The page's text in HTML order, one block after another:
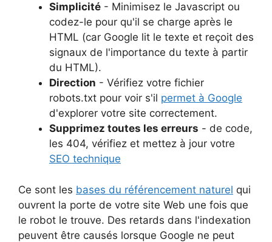
Simplicité - Minimisez le Javascript ou
codez-le pour qu'il se charge après le
HTML (car Google lit le texte et reçoit des
signaux de l'importance du texte à partir
du HTML).
Direction - Vérifiez votre fichier
robots.txt pour voir s'il permet à Google
d'explorer votre site correctement.
Supprimez toutes les erreurs - de code,
les 404, vérifiez et mettez à jour votre
SEO technique
Ce sont les bases du référencement naturel qui
ouvrent la porte de votre site Web une fois que
le robot le trouve. Des retards dans l'indexation
peuvent être causés lorsque Google ne peut